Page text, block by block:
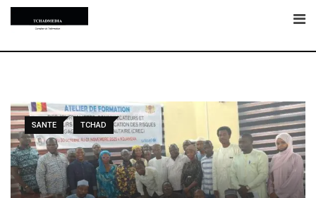
Skip
SANTE TCHAD